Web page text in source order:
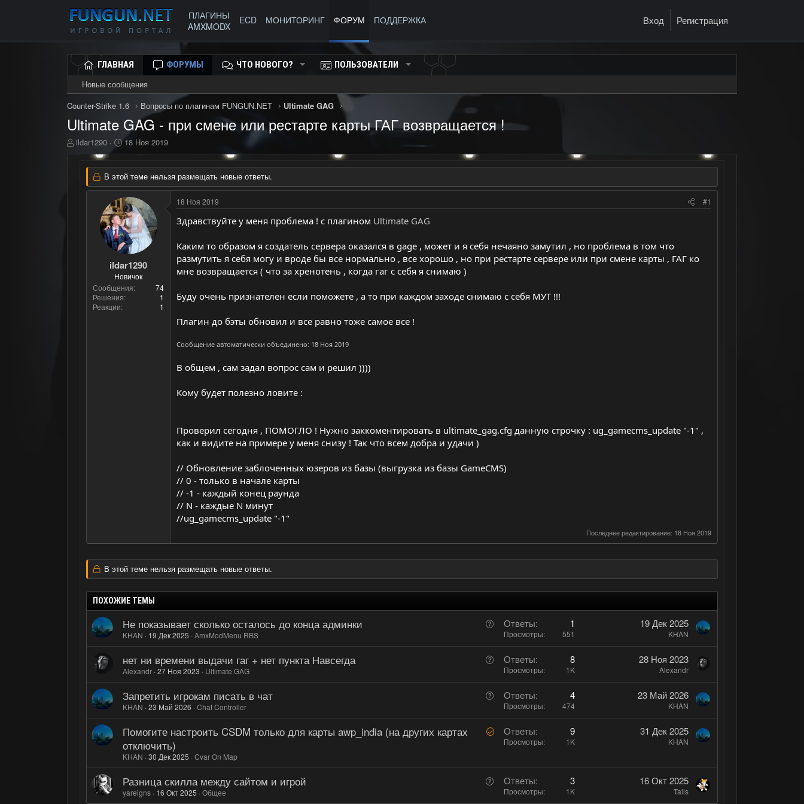
ПЛАГИНЫ
AMXMODX
ECD МОНИТОРИНГ ФОРУМ ПОДДЕРЖКА Вход Регистрация
ГЛАВНАЯ ФОРУМЫ ЧТО НОВОГО? ПОЛЬЗОВАТЕЛИ
Новые сообщения
Counter-Strike 1.6
Вопросы по плагинам FUNGUN.NET Ultimate GAG
Ultimate GAG - при смене или рестарте карты ГАГ возвращается !
А
ildar1290
Д
а
а
н
а
ч
а
л
а
18 Ноя 2019
В этой теме нельзя размещать новые ответы.
ildar1290
Новичок
Сообщения
74
Решения
1
Реакции
1
18 Ноя 2019 #1
Здравствуйте у меня проблема ! с плагином Ultimate GAG
Каким то образом я создатель сервера оказался в gage , может и я себя нечаяно замутил , но проблема в том что
размутить я себя могу и вроде бы все нормально , все хорошо , но при рестарте сервере или при смене карты , ГАГ ко
мне возвращается ( что за хренотень , когда гаг с себя я снимаю )
Буду очень признателен если поможете , а то при каждом заходе снимаю с себя МУТ !!!
Плагин до бэты обновил и все равно тоже самое все !
Сообщение автоматически объединено: 18 Ноя 2019
В общем , сам задал вопрос сам и решил ))))
Кому будет полезно ловите :
Проверил сегодня , ПОМОГЛО ! Нужно заккоментировать в ultimate_gag.cfg данную строчку : ug_gamecms_update "-1" ,
как и видите на примере у меня снизу ! Так что всем добра и удачи )
// Обновление заблоченных юзеров из базы (выгрузка из базы GameCMS)
// 0 - только в начале карты
// -1 - каждый конец раунда
// N - каждые N минут
//ug_gamecms_update "-1"
Последнее редактирование: 18 Ноя 2019
В этой теме нельзя размещать новые ответы.
ПОХОЖИЕ ТЕМЫ
Не показывает сколько осталось до конца админки
KHAN 19 Дек 2025 AmxModMenu RBS
Ответы 1
Просмотры 551
19 Дек 2025
KHAN
нет ни времени выдачи гаг + нет пункта Навсегда
Alexandr 27 Ноя 2023 Ultimate GAG
Ответы 8
Просмотры 1K
28 Ноя 2023
Alexandr
р
Запретить игрокам писать в чат
KHAN 23 Май 2026 Chat Controller
Ответы 4
Просмотры 474
23 Май 2026
KHAN
Р
Помогите настроить CSDM только для карты awp_india (на других картах
отключить)
KHAN 30 Дек 2025 Cvar On Map
Ответы 9
Просмотры 1K
31 Дек 2025
KHAN
Разница скилла между сайтом и игрой
yareigns 16 Окт 2025 Общее
Ответы 3
Просмотры 1K
16 Окт 2025
Tails